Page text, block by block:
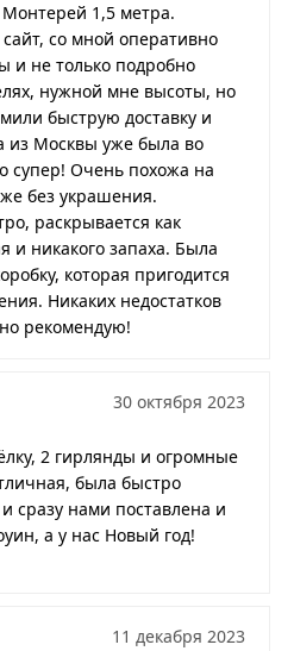
1,5 метра.
со мной оперативно
и не только подробно
нужной мне высоты, но
быструю доставку и
из Москвы уже была во
супер! Очень похожа на
без украшения.
раскрывается как
и никакого запаха. Была
которая пригодится
Никаких недостатков
рекомендую!
30 октября 2023
2 гирлянды и огромные
была быстро
сразу нами поставлена и
а у нас Новый год!
11 декабря 2023